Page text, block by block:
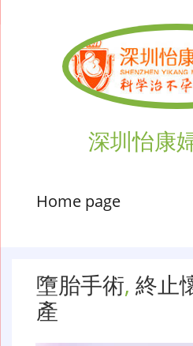
深圳怡康
Home page
墮胎手術, 終止
產